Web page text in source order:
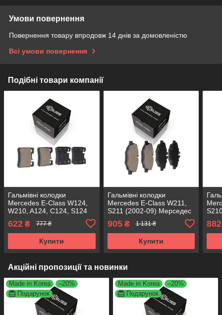
Умови повернення
Повернення товару впродовж 14 днів за домовленістю
Всі умови повернення
Подібні товари компанії
Гальмівні колодки
Mercedes E-Class W124,
W210, A124, C124, S124
W210. Задні. КОРЕЯ
Acsuss! GDB987 , FDB644
622 ₴ 777 ₴
Купити
Гальмівні колодки
Mercedes E-Class W211,
S211 (2002-09) Мерседес
Acsuss! GDB1542 ,
FDB1414
905₴ 1 131 ₴
Купити
882
Акційні пропозиції та новинки
Made in Korea
–20%
Подарунок
Made in Korea
–20%
Подарунок